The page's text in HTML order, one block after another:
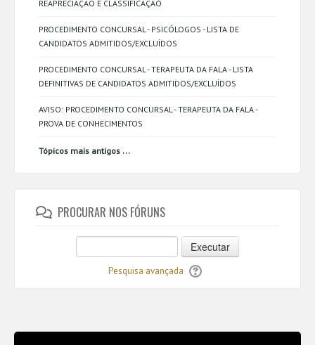
REAPRECIAÇÃO E CLASSIFICAÇÃO
PROCEDIMENTO CONCURSAL - PSICÓLOGOS - LISTA DE
CANDIDATOS ADMITIDOS/EXCLUÍDOS
PROCEDIMENTO CONCURSAL - TERAPEUTA DA FALA - LISTA
DEFINITIVAS DE CANDIDATOS ADMITIDOS/EXCLUÍDOS
AVISO: PROCEDIMENTO CONCURSAL - TERAPEUTA DA FALA -
PROVA DE CONHECIMENTOS
Tópicos mais antigos ...
PROCURAR NOS FÓRUNS
Executar
Pesquisa avançada